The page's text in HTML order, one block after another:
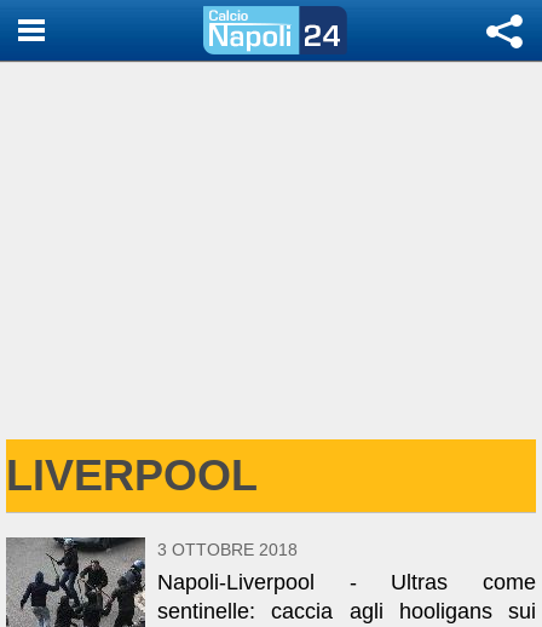
LIVERPOOL
3 OTTOBRE 2018
Napoli-Liverpool - Ultras come
sentinelle: caccia agli hooligans sui